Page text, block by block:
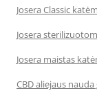
Josera Classic
Josera
Josera maistas
CBD aliejaus